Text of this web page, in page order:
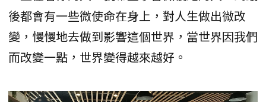
後都會有一些微使命在身上，對人生做出微改
變，慢慢地去做到影響這個世界，當世界因我們
而改變一點，世界變得越來越好。